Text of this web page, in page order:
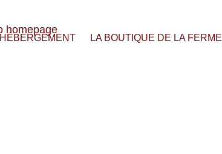
HÉBERGEMENT LA BOUTIQUE DE LA FERME